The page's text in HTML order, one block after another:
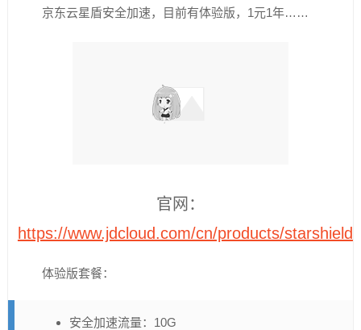
京东云星盾安全加速，目前有体验版，1元1年……
官网：
https://www.jdcloud.com/cn/products/starshield
体验版套餐：
安全加速流量：10G